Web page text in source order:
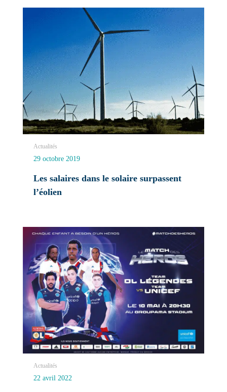
Actualités
29 octobre 2019
Les salaires dans le solaire surpassent
l’éolien
Actualités
22 avril 2022